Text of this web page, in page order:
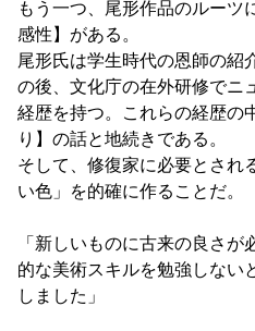
もう一つ、尾形作品のルーツ
感性】がある。
尾形氏は学生時代の恩師の紹
の後、文化庁の在外研修でニ
経歴を持つ。これらの経歴の
り】の話と地続きである。
そして、修復家に必要とされ
い色」を的確に作ることだ。
「新しいものに古来の良さ
的な美術スキルを勉強しない
しました」